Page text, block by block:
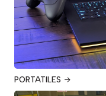
PORTATILES